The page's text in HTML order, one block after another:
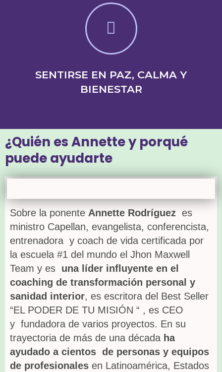
SENTIRSE EN PAZ, CALMA Y
BIENESTAR
¿Quién es Annette y porqué
puede ayudarte
Sobre la ponente Annette Rodríguez es
ministro Capellan, evangelista, conferencista,
entrenadora y coach de vida certificada por
la escuela #1 del mundo el Jhon Maxwell
Team y es una líder influyente en el
coaching de transformación personal y
sanidad interior, es escritora del Best Seller
“EL PODER DE TU MISIÓN “ , es CEO
y fundadora de varios proyectos. En su
trayectoria de más de una década ha
ayudado a cientos de personas y equipos
de profesionales en Latinoamérica, Estados